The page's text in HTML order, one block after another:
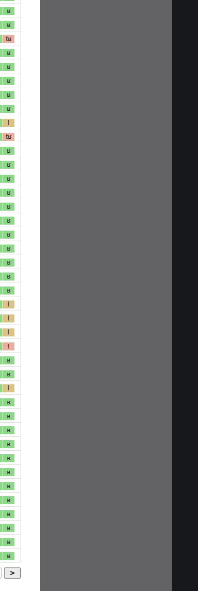
ʁ
ʁ
tʁ
ʁ
ʁ
ʁ
ʁ
ʁ
l
tʁ
ʁ
ʁ
ʁ
ʁ
ʁ
ʁ
ʁ
ʁ
ʁ
ʁ
ʁ
l
l
l
t
ʁ
ʁ
l
ʁ
ʁ
ʁ
ʁ
ʁ
ʁ
ʁ
ʁ
ʁ
ʁ
ʁ
ʁ